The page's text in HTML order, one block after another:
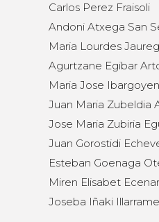
Carlos Perez Fraisoli
Andoni Atxega San
Maria Lourdes
Agurtzane Egibar
Maria Jose
Juan Maria Zubeldia
Jose Maria Zubiria
Juan Gorostidi
Esteban Goenaga
Miren Elisabet
Joseba Iñaki